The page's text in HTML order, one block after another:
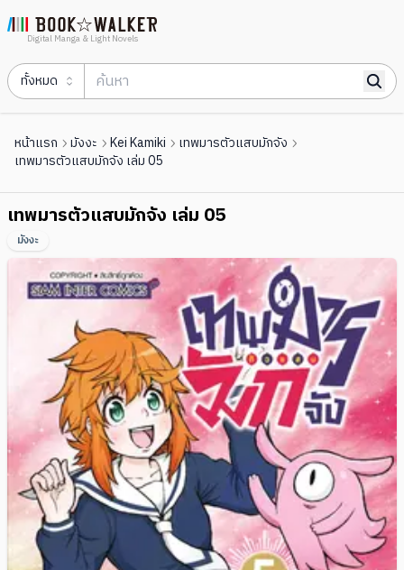
Digital Manga & Light Novels
ทั้งหมด
หน้าแรก มังงะ Kei Kamiki
เทพมารตัวแสบมักจัง
เทพมารตัวแสบมักจัง เล่ม 05
เทพมารตัวแสบมักจัง เล่ม 05
มังงะ